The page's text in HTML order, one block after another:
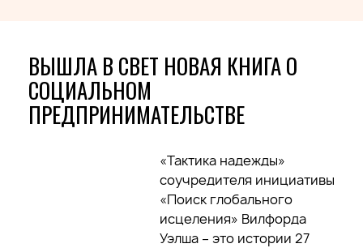
ВЫШЛА В СВЕТ НОВАЯ КНИГА О
СОЦИАЛЬНОМ
ПРЕДПРИНИМАТЕЛЬСТВЕ
«Тактика надежды»
соучредителя инициативы
«Поиск глобального
исцеления» Вилфорда
Уэлша – это истории 27